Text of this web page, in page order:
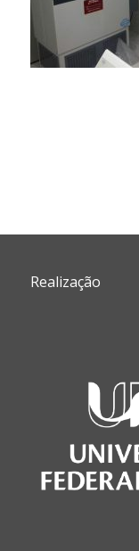
Realização